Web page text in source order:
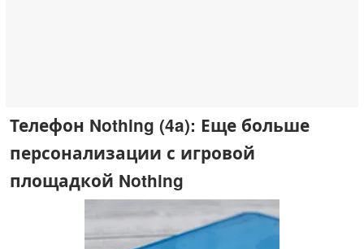
Телефон Nothing (4a): Еще больше
персонализации с игровой
площадкой Nothing